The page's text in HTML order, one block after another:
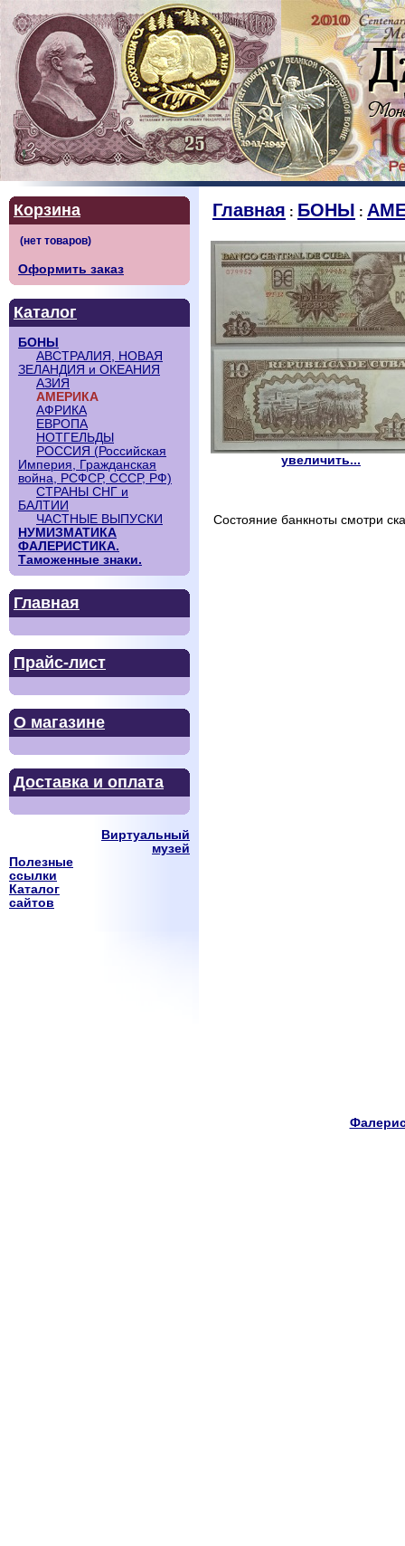
Корзина
Оформить заказ
Каталог
БОНЫ
АВСТРАЛИЯ, НОВАЯ
ЗЕЛАНДИЯ и ОКЕАНИЯ
АЗИЯ
АМЕРИКА
АФРИКА
ЕВРОПА
НОТГЕЛЬДЫ
РОССИЯ (Российская
Империя, Гражданская
война, РСФСР, СССР, РФ)
СТРАНЫ СНГ и
БАЛТИИ
ЧАСТНЫЕ ВЫПУСКИ
НУМИЗМАТИКА
ФАЛЕРИСТИКА.
Таможенные знаки.
Главная
Прайс-лист
О магазине
Доставка и оплата
Виртуальный
музей
Полезные
ссылки
Каталог
сайтов
Главная : БОНЫ :
увеличить...
Состояние банкноты смотри